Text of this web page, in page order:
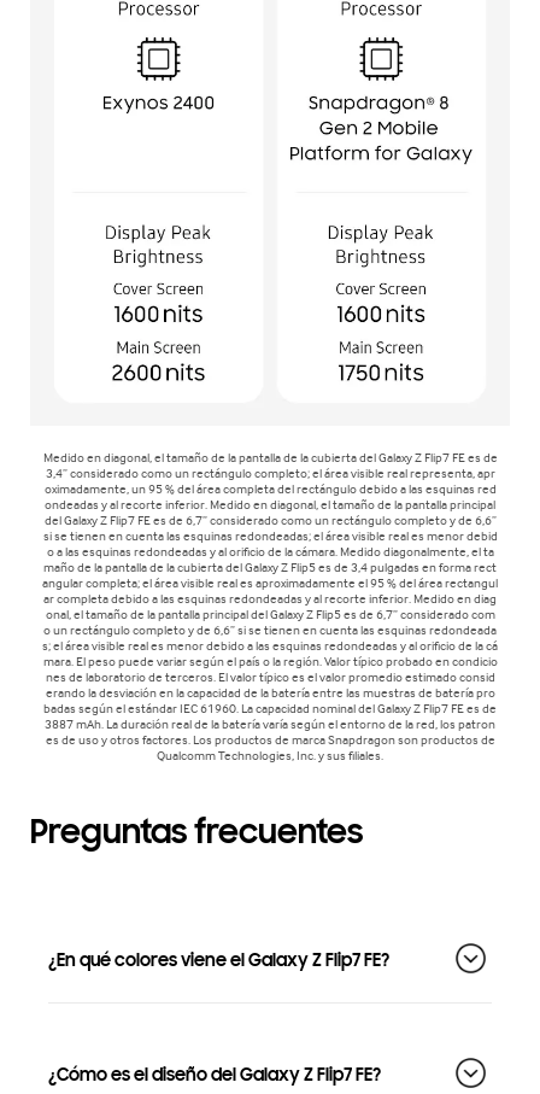
Medido en diagonal, el tamaño de la pantalla de la cubierta del Galaxy Z Flip7 FE es de
3,4” considerado como un rectángulo completo; el área visible real representa, apr
oximadamente, un 95 % del área completa del rectángulo debido a las esquinas red
ondeadas y al recorte inferior. Medido en diagonal, el tamaño de la pantalla principal
del Galaxy Z Flip7 FE es de 6,7” considerado como un rectángulo completo y de 6,6”
si se tienen en cuenta las esquinas redondeadas; el área visible real es menor debid
o a las esquinas redondeadas y al orificio de la cámara. Medido diagonalmente, el ta
maño de la pantalla de la cubierta del Galaxy Z Flip5 es de 3,4 pulgadas en forma rect
angular completa; el área visible real es aproximadamente el 95 % del área rectangul
ar completa debido a las esquinas redondeadas y al recorte inferior. Medido en diag
onal, el tamaño de la pantalla principal del Galaxy Z Flip5 es de 6,7” considerado com
o un rectángulo completo y de 6,6” si se tienen en cuenta las esquinas redondeada
s; el área visible real es menor debido a las esquinas redondeadas y al orificio de la cá
mara. El peso puede variar según el país o la región. Valor típico probado en condicio
nes de laboratorio de terceros. El valor típico es el valor promedio estimado consid
erando la desviación en la capacidad de la batería entre las muestras de batería pro
badas según el estándar IEC 61960. La capacidad nominal del Galaxy Z Flip7 FE es de
3887 mAh. La duración real de la batería varía según el entorno de la red, los patron
es de uso y otros factores. Los productos de marca Snapdragon son productos de
Qualcomm Technologies, Inc. y sus filiales.
Preguntas frecuentes
¿En qué colores viene el Galaxy Z Flip7 FE?
¿Cómo es el diseño del Galaxy Z Flip7 FE?